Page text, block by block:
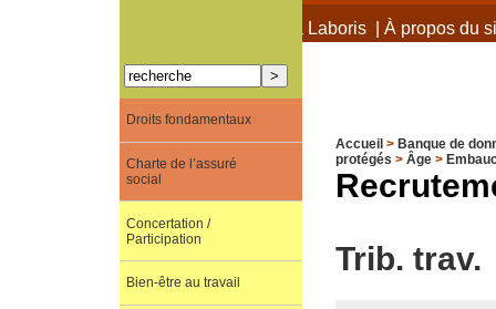
À propos de Terra Laboris| À propos du
Accueil > Banque de
protégés > Âge>
Trib. trav.
Droits fondamentaux
Charte de l’assuré
social
Concertation /
Participation
Bien-être au travail